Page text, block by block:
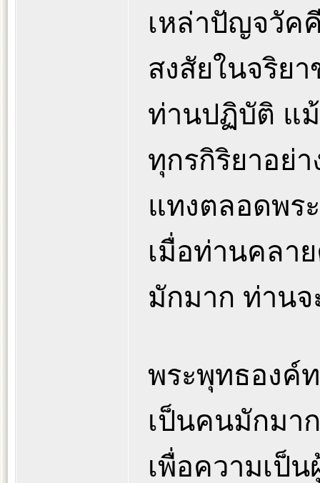
เหล่าปัญจวัค
สงสัยในจริย
ท่านปฏิบัติ แม้
ทุกรกิริยาอย่
แทงตลอดพ
เมื่อท่านคลา
มักมาก ท่านจ
พระพุทธองค์
เป็นคนมักมา
เพื่อความเป็